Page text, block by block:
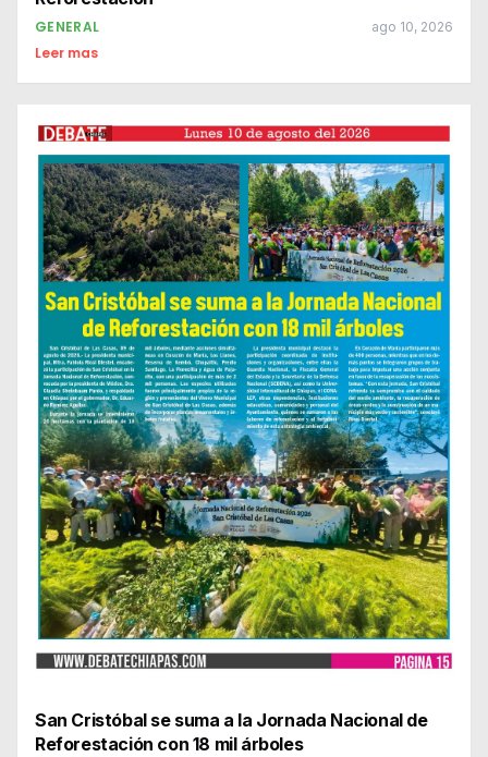
GENERAL ago 10, 2026
Leer mas
San Cristóbal se suma a la Jornada Nacional de
Reforestación con 18 mil árboles